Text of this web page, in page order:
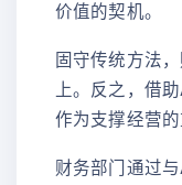
价值的契机。
固守传统方法
上。反之，借
作为支撑经营
财务部门通过